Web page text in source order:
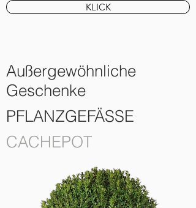
KLICK
Außergewöhnliche
Geschenke
PFLANZGEFÄSSE
CACHEPOT